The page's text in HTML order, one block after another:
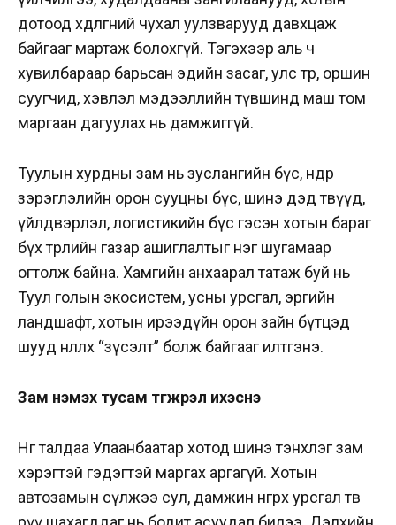
дотоод хөдөлгөөний чухал уулзварууд давхцаж
байгааг мартаж болохгүй. Тэгэхээр аль ч
хувилбараар барьсан эдийн засаг, улс төр, оршин
суугчид, хэвлэл мэдээллийн түвшинд маш том
маргаан дагуулах нь дамжиггүй.
Туулын хурдны зам нь зуслангийн бүс, өндөр
зэрэглэлийн орон сууцны бүс, шинэ дэд төвүүд,
үйлдвэрлэл, логистикийн бүс гэсэн хотын бараг
бүх төрлийн газар ашиглалтыг нэг шугамаар
огтолж байна. Хамгийн анхаарал татаж буй нь
Туул голын экосистем, усны урсгал, эргийн
ландшафт, хотын ирээдүйн орон зайн бүтцэд
шууд нөлөөлөх “зүсэлт” болж байгааг илтгэнэ.
Зам нэмэх тусам түгжрэл ихэснэ
Нөгөө талдаа Улаанбаатар хотод шинэ тэнхлэг зам
хэрэгтэй гэдэгтэй маргах аргагүй. Хотын
автозамын сүлжээ сул, дамжин өнгөрөх урсгал төв